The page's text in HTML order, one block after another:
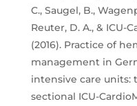
C., Saugel, B.,
Reuter, D. A., & ICU-
(2016). Practice of
management in
intensive care units:
sectional ICU-